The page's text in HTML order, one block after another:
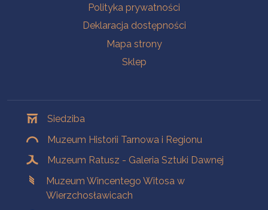
Polityka prywatności
Deklaracja dostępności
Mapa strony
Sklep
Siedziba
Muzeum Historii Tarnowa i Regionu
Muzeum Ratusz - Galeria Sztuki Dawnej
Muzeum Wincentego Witosa w
Wierzchosławicach